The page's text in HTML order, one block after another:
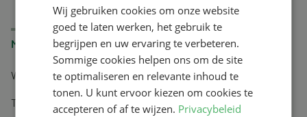
Merken
Wapiti
Tai-Ginseng
Wij gebruiken cookies om onze website
goed te laten werken, het gebruik te
begrijpen en uw ervaring te verbeteren.
Sommige cookies helpen ons om de site
te optimaliseren en relevante inhoud te
tonen. U kunt ervoor kiezen om cookies te
accepteren of af te wijzen. Privacybeleid